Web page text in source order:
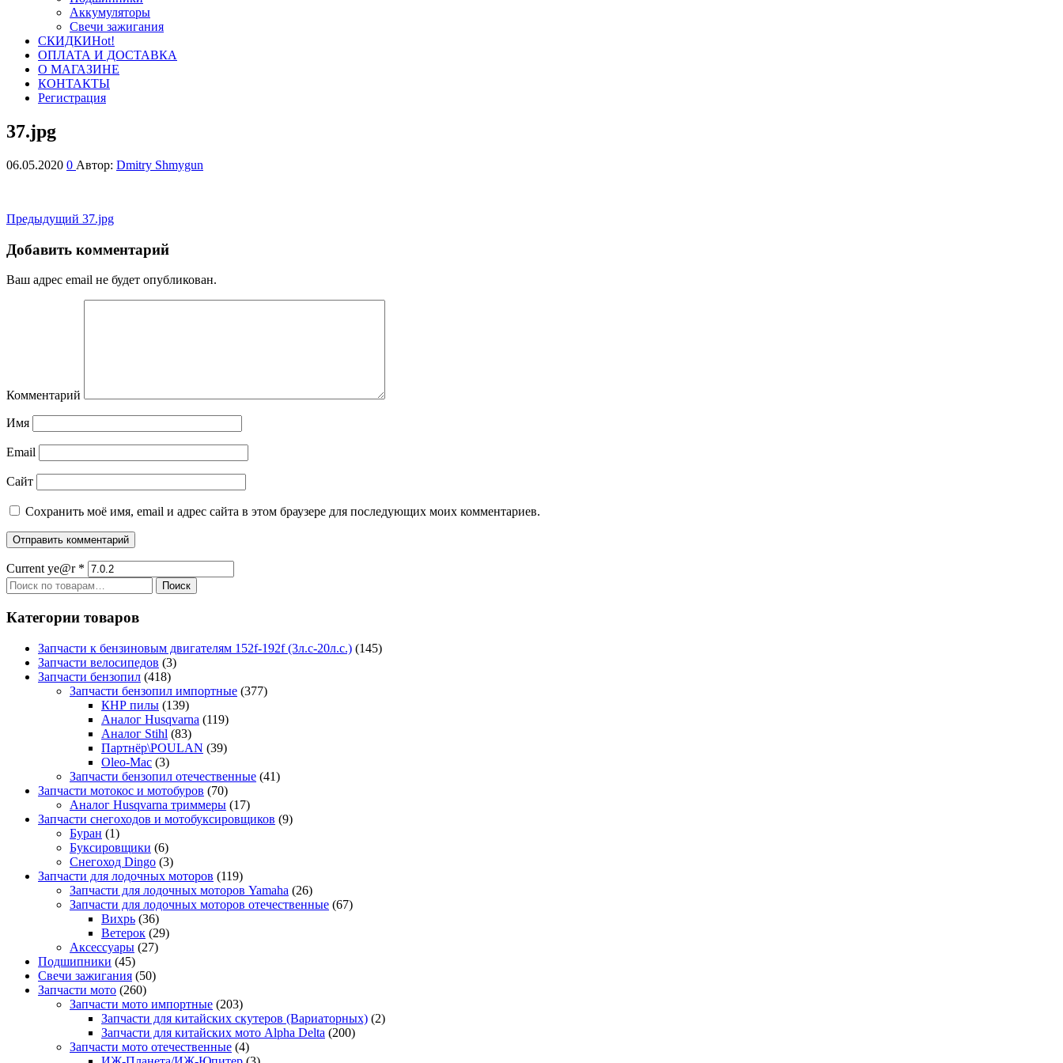
Аккумуляторы
Свечи зажигания
СКИДКИHot!
ОПЛАТА И ДОСТАВКА
О МАГАЗИНЕ
КОНТАКТЫ
Регистрация
37.jpg
06.05.2020 0 Автор: Dmitry Shmygun
Навигация
по
записям
Предыдущая
Предыдущий 37.jpg
Добавить комментарий
Ваш адрес email не будет опубликован.
Комментарий
Имя
Email
Сайт
Сохранить моё имя, email и адрес сайта в этом браузере для последующих моих комментариев.
Current ye@r *
Искать:
Поиск
Категории товаров
Запчасти к бензиновым двигателям 152f-192f (3л.с-20л.с.) (145)
Запчасти велосипедов (3)
Запчасти бензопил (418)
Запчасти бензопил импортные (377)
КНР пилы (139)
Аналог Husqvarna (119)
Аналог Stihl (83)
Партнёр\POULAN (39)
Oleo-Mac (3)
Запчасти бензопил отечественные (41)
Запчасти мотокос и мотобуров (70)
Аналог Husqvarna триммеры (17)
Запчасти снегоходов и мотобуксировщиков (9)
Буран (1)
Буксировщики (6)
Снегоход Dingo (3)
Запчасти для лодочных моторов (119)
Запчасти для лодочных моторов Yamaha (26)
Запчасти для лодочных моторов отечественные (67)
Вихрь (36)
Ветерок (29)
Аксессуары (27)
Подшипники (45)
Свечи зажигания (50)
Запчасти мото (260)
Запчасти мото импортные (203)
Запчасти для китайских скутеров (Вариаторных) (2)
Запчасти для китайских мото Alpha Delta (200)
Запчасти мото отечественные (4)